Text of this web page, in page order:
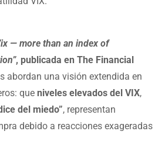
— more than an index of
, publicada en The Financial
abordan una visión extendida en
que niveles elevados del VIX,
del miedo”, representan
debido a reacciones exageradas